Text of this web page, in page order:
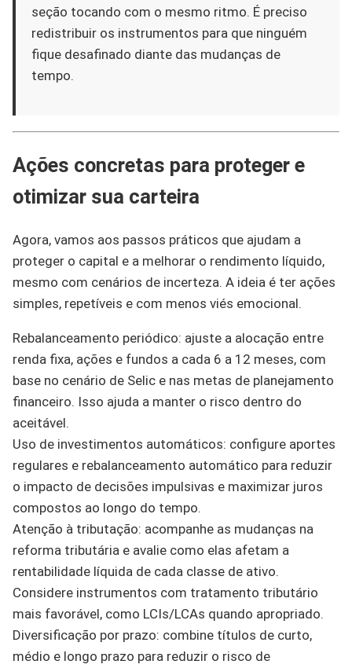
seção tocando com o mesmo ritmo. É preciso
redistribuir os instrumentos para que ninguém
fique desafinado diante das mudanças de
tempo.
Ações concretas para proteger e
otimizar sua carteira
Agora, vamos aos passos práticos que ajudam a
proteger o capital e a melhorar o rendimento líquido,
mesmo com cenários de incerteza. A ideia é ter ações
simples, repetíveis e com menos viés emocional.
Rebalanceamento periódico: ajuste a alocação entre
renda fixa, ações e fundos a cada 6 a 12 meses, com
base no cenário de Selic e nas metas de planejamento
financeiro. Isso ajuda a manter o risco dentro do
aceitável.
Uso de investimentos automáticos: configure aportes
regulares e rebalanceamento automático para reduzir
o impacto de decisões impulsivas e maximizar juros
compostos ao longo do tempo.
Atenção à tributação: acompanhe as mudanças na
reforma tributária e avalie como elas afetam a
rentabilidade líquida de cada classe de ativo.
Considere instrumentos com tratamento tributário
mais favorável, como LCIs/LCAs quando apropriado.
Diversificação por prazo: combine títulos de curto,
médio e longo prazo para reduzir o risco de